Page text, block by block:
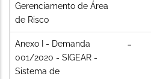
Gerenciamento de Área
de Risco
Anexo I - Demanda
001/2020 - SIGEAR -
Sistema de